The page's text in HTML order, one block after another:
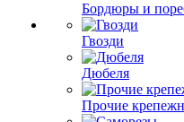
Бордюры и
Гвозди
Дюбеля
Прочие